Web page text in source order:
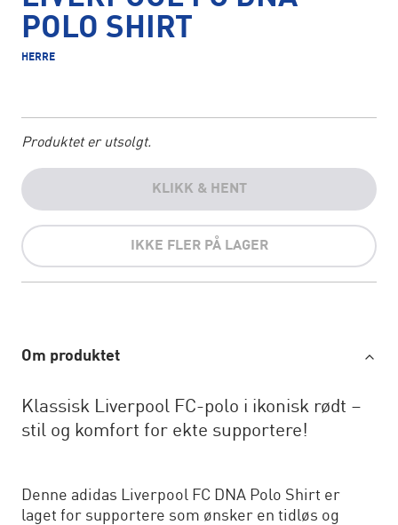
POLO SHIRT
HERRE
Produktet er utsolgt.
KLIKK & HENT
IKKE FLER PÅ LAGER
Om produktet
Klassisk Liverpool FC-polo i ikonisk rødt –
stil og komfort for ekte supportere!
Denne adidas Liverpool FC DNA Polo Shirt er
laget for supportere som ønsker en tidløs og